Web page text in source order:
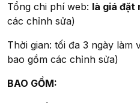
Tổng chi phí web: là giá đặt
các chỉnh sửa)
Thời gian: tối đa 3 ngày làm
bao gồm các chỉnh sửa)
BAO GỒM: